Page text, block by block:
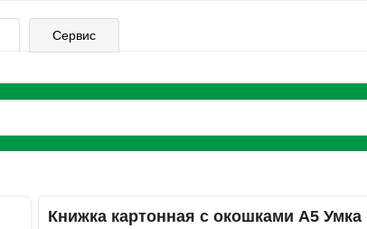
Сервис
Книжка картонная с окошками А5 Умка